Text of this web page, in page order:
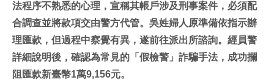
法程序不熟悉的心理，宣稱其帳戶涉及刑事案件，必須配
合調查並將款項交由警方代管。吳姓婦人原準備依指示辦
理匯款，但過程中察覺有異，遂前往派出所諮詢。經員警
詳細說明後，確認為常見的「假檢警」詐騙手法，成功攔
阻匯款新臺幣1萬9,156元。